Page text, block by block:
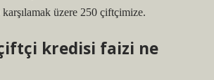
üzere 250 çiftçimize.
kredisi faizi ne